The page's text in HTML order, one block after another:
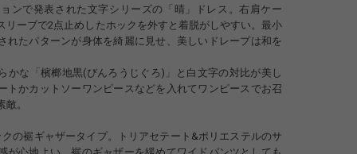
ンで発表された文字シリーズの「晴」ドレス。右肩ケー
リーブで2点止めしたホックを外すと着脱がしやすい。最小
れたパターンが身体を綺麗に見せ、美しいドレープは和を
かな「檳榔地黒(びんろうじぐろ)」と白文字の対比が美し
トかカットソーワンピースなどを入れてワンピースでお召
敵。
の裾ギャザータイプ。トリアセテート&ポリエステルのサ